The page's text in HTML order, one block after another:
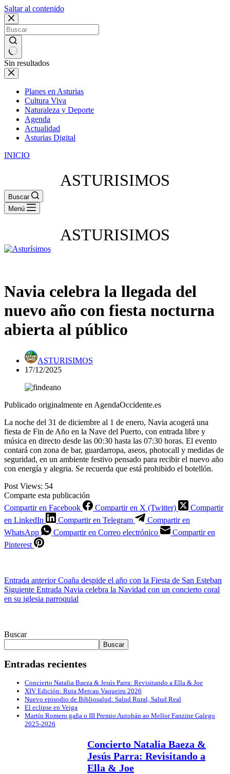
Saltar al contenido
Sin resultados
Planes en Asturias
Cultura Viva
Naturaleza y Deporte
Agenda
Actualidad
Asturias Digital
INICIO
ASTURISIMOS
Buscar
Menú
ASTURISIMOS
Navia celebra la llegada del
nuevo año con fiesta nocturna
abierta al público
ASTURISIMOS
17/12/2025
Publicado originalmente en AgendaOccidente.es
La noche del 31 de diciembre al 1 de enero, Navia acogerá una
fiesta de Fin de Año en la Nave del Puerto, con entrada libre y
música en directo desde las 00:30 hasta las 07:30 horas. El evento
contará con zona de bar, guardarropa, aseos, photocall y medidas de
seguridad, en un ambiente festivo pensado para recibir el nuevo año
con energía y alegria. Se recuerda que está prohibido el botellón.
Post Views: 54
Comparte esta publicación
Compartir en Facebook
Compartir en X (Twitter)
Compartir
en LinkedIn
Compartir en Telegram
Compartir en
WhatsApp
Compartir en Correo electrónico
Compartir en
Pinterest
Entrada anteriorCoaña despide el año con la Fiesta de San Esteban
Siguiente Entrada Navia celebra la Navidad con un concierto coral
en su iglesia parroquial
Buscar
Buscar
Entradas recientes
Concierto Natalia Baeza & Jesús Parra: Revisitando a Ella & Joe
XIV Edición: Ruta Mercau Vaqueiru 2026
Nuevo episodio de Bibliosalud: Salud Rural, Salud Real
El eclipse en Veiga
Martín Romero gaña o III Premio Autobán ao Mellor Fanzine Galego
2025-2026
Concierto Natalia Baeza &
Jesús Parra: Revisitando a
Ella & Joe